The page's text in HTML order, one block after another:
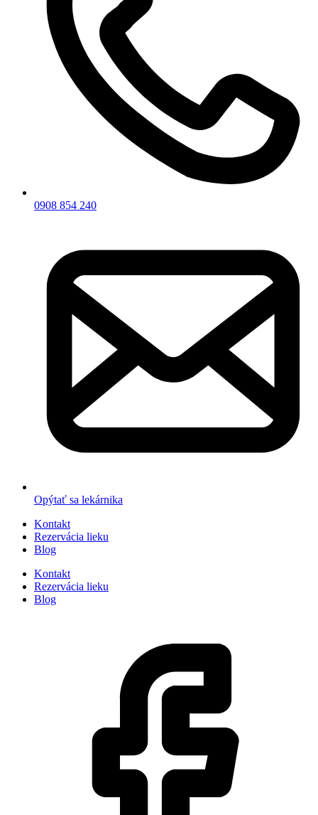
0908 854 240
Opýtať sa lekárnika
Kontakt
Rezervácia lieku
Blog
Kontakt
Rezervácia lieku
Blog